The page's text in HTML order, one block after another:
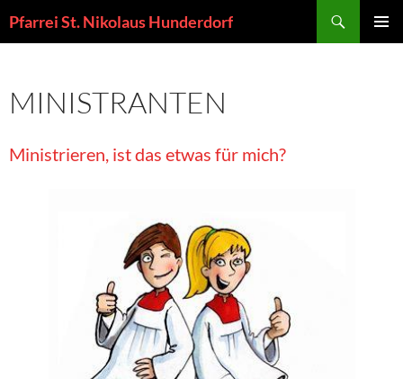
Inhalt
Pfarrei St. Nikolaus Hunderdorf
MINISTRANTEN
Ministrieren, ist das etwas für mich?